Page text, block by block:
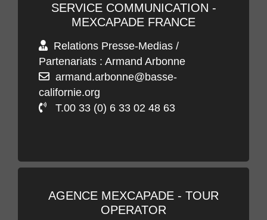
SERVICE COMMUNICATION -
MEXCAPADE FRANCE
Relations Presse-Medias /
Partenariats : Armand Arbonne
armand.arbonne@basse-
californie.org
T.00 33 (0) 6 33 02 48 63
AGENCE MEXCAPADE - TOUR
OPERATOR